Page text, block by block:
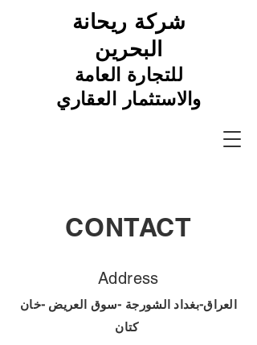
شركة ريحانة
البحرين
للتجارة العامة
والاستثمار العقاري
CONTACT
Address
العراق-بغداد الشورجة -سوق العريض -خان
كتان